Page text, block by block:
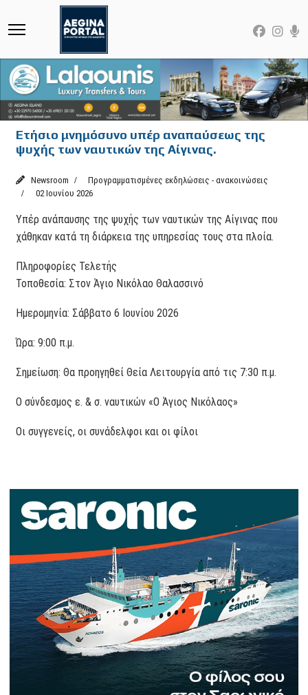
Ετήσιο μνημόσυνο υπέρ αναπαύσεως της
ψυχής των ναυτικών της Αίγινας.
Newsroom
Προγραμματισμένες εκδηλώσεις - ανακοινώσεις
02 Ιουνίου 2026
Υπέρ ανάπαυσης της ψυχής των ναυτικών της Αίγινας που
χάθηκαν κατά τη διάρκεια της υπηρεσίας τους στα πλοία.
Πληροφορίες Τελετής
Τοποθεσία: Στον Άγιο Νικόλαο Θαλασσινό
Ημερομηνία: Σάββατο 6 Ιουνίου 2026
Ώρα: 9:00 π.μ.
Σημείωση: Θα προηγηθεί Θεία Λειτουργία από τις 7:30 π.μ.
Ο σύνδεσμος ε. & σ. ναυτικών «Ο Άγιος Νικόλαος»
Οι συγγενείς, οι συνάδελφοι και οι φίλοι